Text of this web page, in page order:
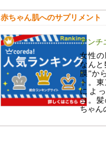
赤ちゃん肌へのサプリメント
アンチ
女性
なんと
膜”か
ト。
によ
ヨ。
ちゃん